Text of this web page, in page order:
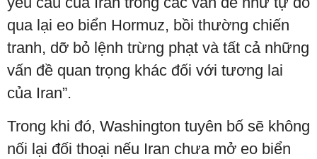
qua lại eo biển Hormuz, bồi thường chiến
tranh, dỡ bỏ lệnh trừng phạt và tất cả những
vấn đề quan trọng khác đối với tương lai
của Iran”.
Trong khi đó, Washington tuyên bố sẽ không
nối lại đối thoại nếu Iran chưa mở eo biển